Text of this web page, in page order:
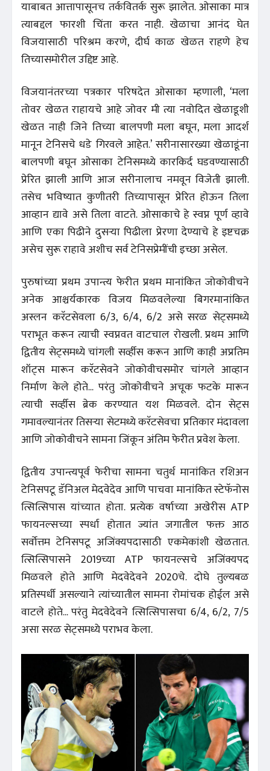
याबाबत आत्तापासूनच तर्कवितर्क सुरू झालेत. ओसाका मात्र
त्याबद्दल फारशी चिंता करत नाही. खेळाचा आनंद घेत
विजयासाठी परिश्रम करणे, दीर्घ काळ खेळत राहणे हेच
तिच्यासमोरील उद्दिष्ट आहे.
विजयानंतरच्या पत्रकार परिषदेत ओसाका म्हणाली, ‘मला
तोवर खेळत राहायचे आहे जोवर मी त्या नवोदित खेळाडूशी
खेळत नाही जिने तिच्या बालपणी मला बघून, मला आदर्श
मानून टेनिसचे धडे गिरवले आहेत.’ सरीनासारख्या खेळाडूंना
बालपणी बघून ओसाका टेनिसमध्ये कारकिर्द घडवण्यासाठी
प्रेरित झाली आणि आज सरीनालाच नमवून विजेती झाली.
तसेच भविष्यात कुणीतरी तिच्यापासून प्रेरित होऊन तिला
आव्हान द्यावे असे तिला वाटते. ओसाकाचे हे स्वप्न पूर्ण व्हावे
आणि एका पिढीने दुसऱ्या पिढीला प्रेरणा देण्याचे हे इष्टचक्र
असेच सुरू राहावे अशीच सर्व टेनिसप्रेमींची इच्छा असेल.
पुरुषांच्या प्रथम उपान्त्य फेरीत प्रथम मानांकित जोकोवीचने
अनेक आश्चर्यकारक विजय मिळवलेल्या बिगरमानांकित
अस्लन करॅटसेवला 6/3, 6/4, 6/2 असे सरळ सेट्समध्ये
पराभूत करून त्याची स्वप्नवत वाटचाल रोखली. प्रथम आणि
द्वितीय सेट्‌समध्ये चांगली सर्व्हीस करून आणि काही अप्रतिम
शॉट्स मारून करॅटसेवने जोकोवीचसमोर चांगले आव्हान
निर्माण केले होते... परंतु जोकोवीचने अचूक फटके मारून
त्याची सर्व्हीस ब्रेक करण्यात यश मिळवले. दोन सेट्‌स
गमावल्यानंतर तिसऱ्या सेटमध्ये करॅटसेवचा प्रतिकार मंदावला
आणि जोकोवीचने सामना जिंकून अंतिम फेरीत प्रवेश केला.
द्वितीय उपान्त्यपूर्व फेरीचा सामना चतुर्थ मानांकित रशिअन
टेनिसपटू डॅनिअल मेदवेदेव आणि पाचवा मानांकित स्टेफॅनोस
त्सित्सिपास यांच्यात होता. प्रत्येक वर्षाच्या अखेरीस ATP
फायनल्सच्या स्पर्धा होतात ज्यांत जगातील फक्त आठ
सर्वोत्तम टेनिसपटू अजिंक्यपदासाठी एकमेकांशी खेळतात.
त्सित्सिपासने 2019च्या ATP फायनल्सचे अजिंक्यपद
मिळवले होते आणि मेदवेदेवने 2020चे. दोघे तुल्यबळ
प्रतिस्पर्धी असल्याने त्यांच्यातील सामना रोमांचक होईल असे
वाटले होते... परंतु मेदवेदेवने त्सित्सिपासचा 6/4, 6/2, 7/5
असा सरळ सेट्‌समध्ये पराभव केला.